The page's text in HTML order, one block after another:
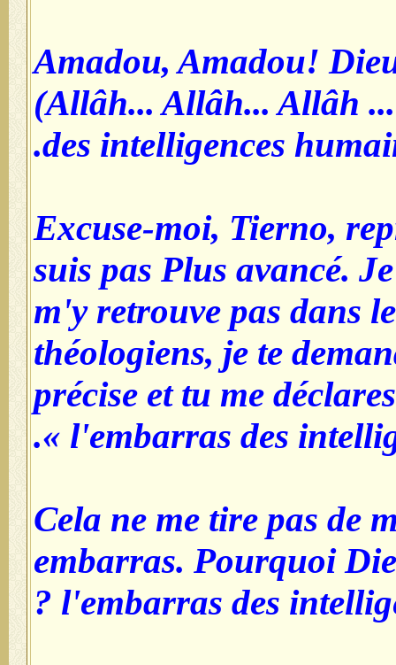
- Amadou, Amadou!
(Allâh... Allâh... Allâh
des intelligences
- Excuse-moi, Tierno,
suis pas Plus avancé.
m'y retrouve pas dans
théologiens, je te
précise et tu me
l'embarras des
Cela ne me tire pas de
embarras. Pourquoi
l'embarras des